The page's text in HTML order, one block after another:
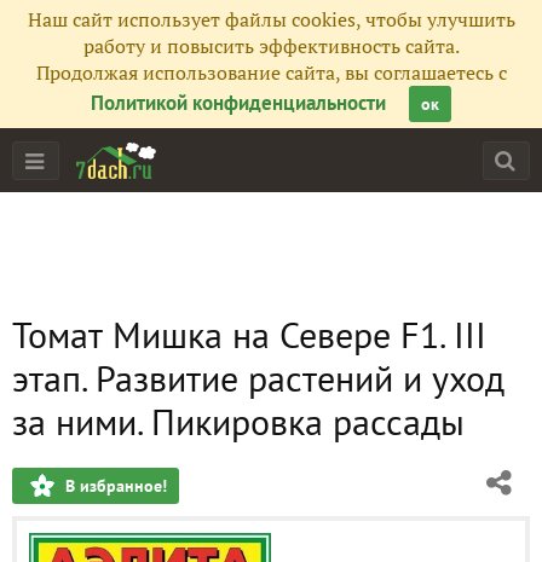
Наш сайт использует файлы cookies, чтобы улучшить
работу и повысить эффективность сайта.
Продолжая использование сайта, вы соглашаетесь с
Политикой конфиденциальности
ок
Томат Мишка на Севере F1. III
этап. Развитие растений и уход
за ними. Пикировка рассады
В избранное!